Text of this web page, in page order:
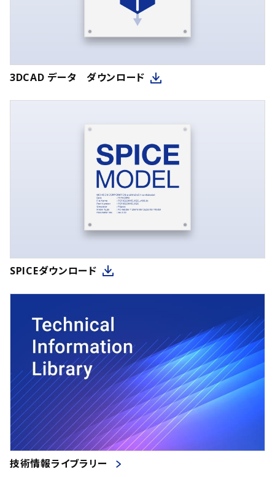
3DCAD データ ダウンロード
SPICEダウンロード
技術情報ライブラリー